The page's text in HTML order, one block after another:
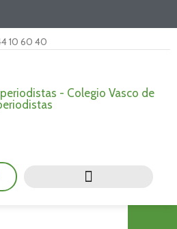
10 60 40
- Colegio Vasco de